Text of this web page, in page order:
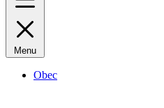
Menu
Obec